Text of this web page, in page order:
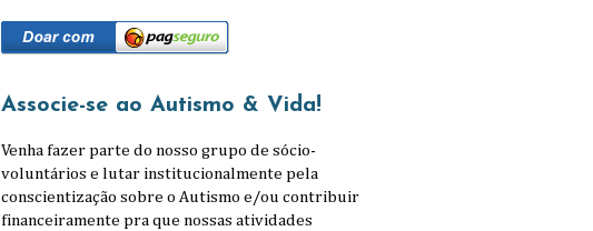
Associe-se ao Autismo & Vida!
Venha fazer parte do nosso grupo de sócio-
voluntários e lutar institucionalmente pela
conscientização sobre o Autismo e/ou contribuir
financeiramente pra que nossas atividades